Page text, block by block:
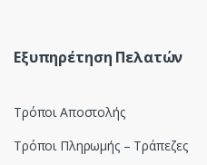
Εξυπηρέτηση Πελατών
Τρόποι Αποστολής
Τρόποι Πληρωμής – Τράπεζες